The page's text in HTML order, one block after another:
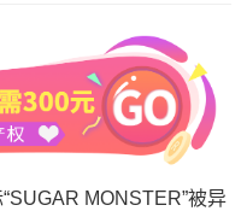
MONSTER”被异